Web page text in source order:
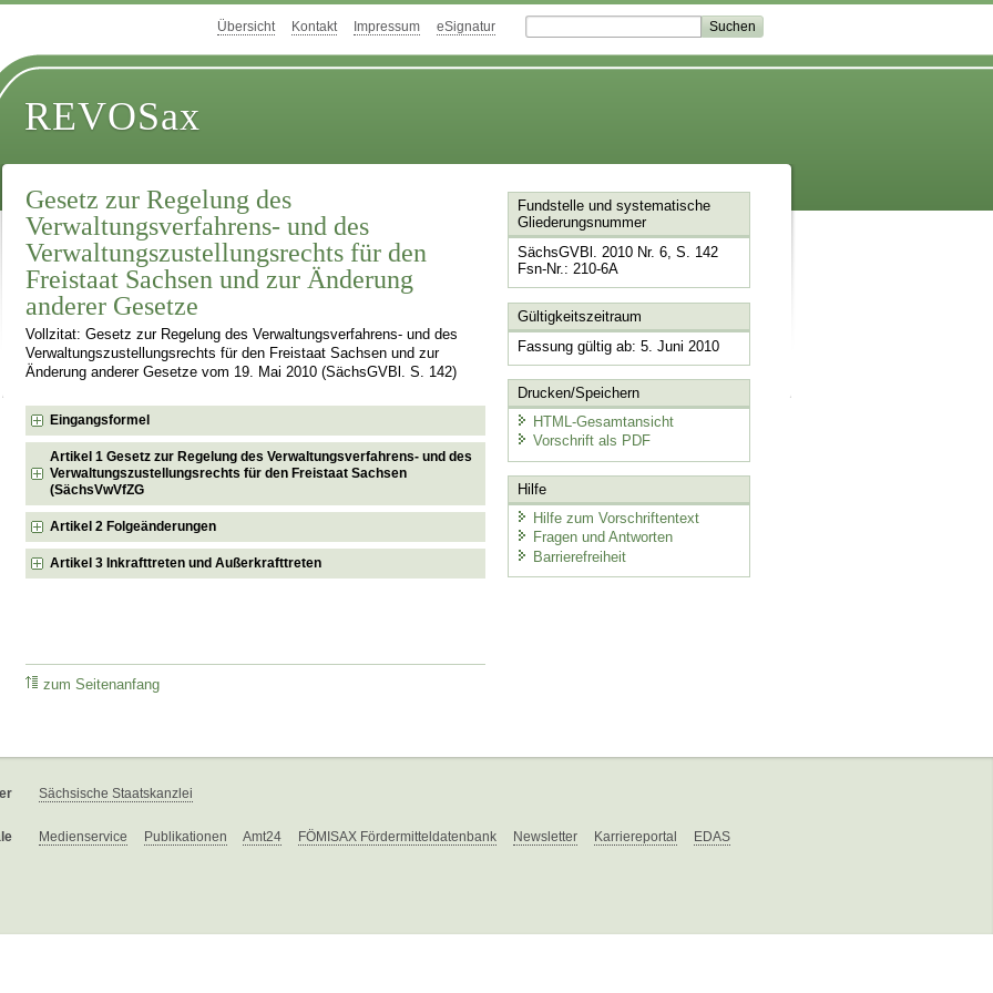
Übersicht Kontakt Impressum eSignatur
REVOSax
Gesetz zur Regelung des
Verwaltungsverfahrens- und des
Verwaltungszustellungsrechts für den
Freistaat Sachsen und zur Änderung
anderer Gesetze
Vollzitat: Gesetz zur Regelung des Verwaltungsverfahrens- und des
Verwaltungszustellungsrechts für den Freistaat Sachsen und zur
Änderung anderer Gesetze vom 19. Mai 2010 (SächsGVBl. S. 142)
Eingangsformel
Artikel 1 Gesetz zur Regelung des Verwaltungsverfahrens- und des
Verwaltungszustellungsrechts für den Freistaat Sachsen
(SächsVwVfZG
Artikel 2 Folgeänderungen
Artikel 3 Inkrafttreten und Außerkrafttreten
zum Seitenanfang
Fundstelle und systematische
Gliederungsnummer
SächsGVBl. 2010 Nr. 6, S. 142
Fsn-Nr.: 210-6A
Gültigkeitszeitraum
Fassung gültig ab: 5. Juni 2010
Drucken/Speichern
HTML-Gesamtansicht
Vorschrift als PDF
Hilfe
Hilfe zum Vorschriftentext
Fragen und Antworten
Barrierefreiheit
Sächsische Staatskanzlei
Medienservice Publikationen Amt24 FÖMISAX Fördermitteldatenbank Newsletter Karriereportal EDAS